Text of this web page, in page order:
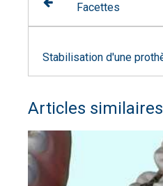
Facettes
Articles similaires